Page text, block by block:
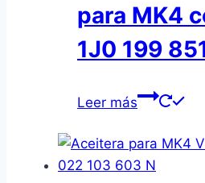
para MK4
1J0 199
Leer más